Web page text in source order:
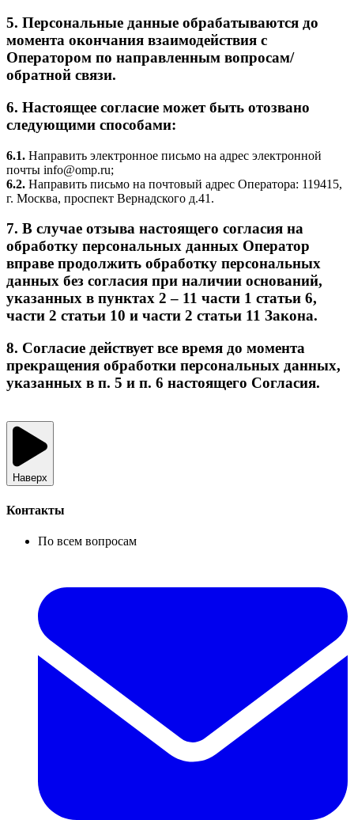
5. Персональные данные обрабатываются до
момента окончания взаимодействия с
Оператором по направленным вопросам/
обратной связи.
6. Настоящее согласие может быть отозвано
следующими способами:
6.1. Направить электронное письмо на адрес электронной
почты info@omp.ru;
6.2. Направить письмо на почтовый адрес Оператора: 119415,
г. Москва, проспект Вернадского д.41.
7. В случае отзыва настоящего согласия на
обработку персональных данных Оператор
вправе продолжить обработку персональных
данных без согласия при наличии оснований,
указанных в пунктах 2 – 11 части 1 статьи 6,
части 2 статьи 10 и части 2 статьи 11 Закона.
8. Согласие действует все время до момента
прекращения обработки персональных данных,
указанных в п. 5 и п. 6 настоящего Согласия.
Наверх
Контакты
По всем вопросам